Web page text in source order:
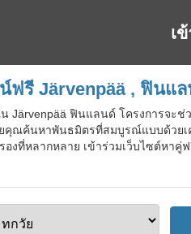
เ
ฟรี Järvenpää , ฟินแ
Järvenpää ฟินแลนด์ โครงการจะ
ณค้นหาพันธมิตรที่สมบูรณ์แบบด้วยเ
งที่หลากหลาย เข้าร่วมเว็บไซต์หา